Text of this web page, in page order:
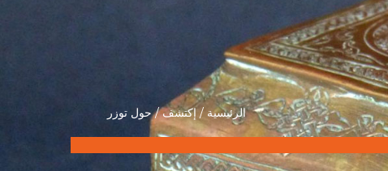
الرئيسية / إكتشف / حول توزر